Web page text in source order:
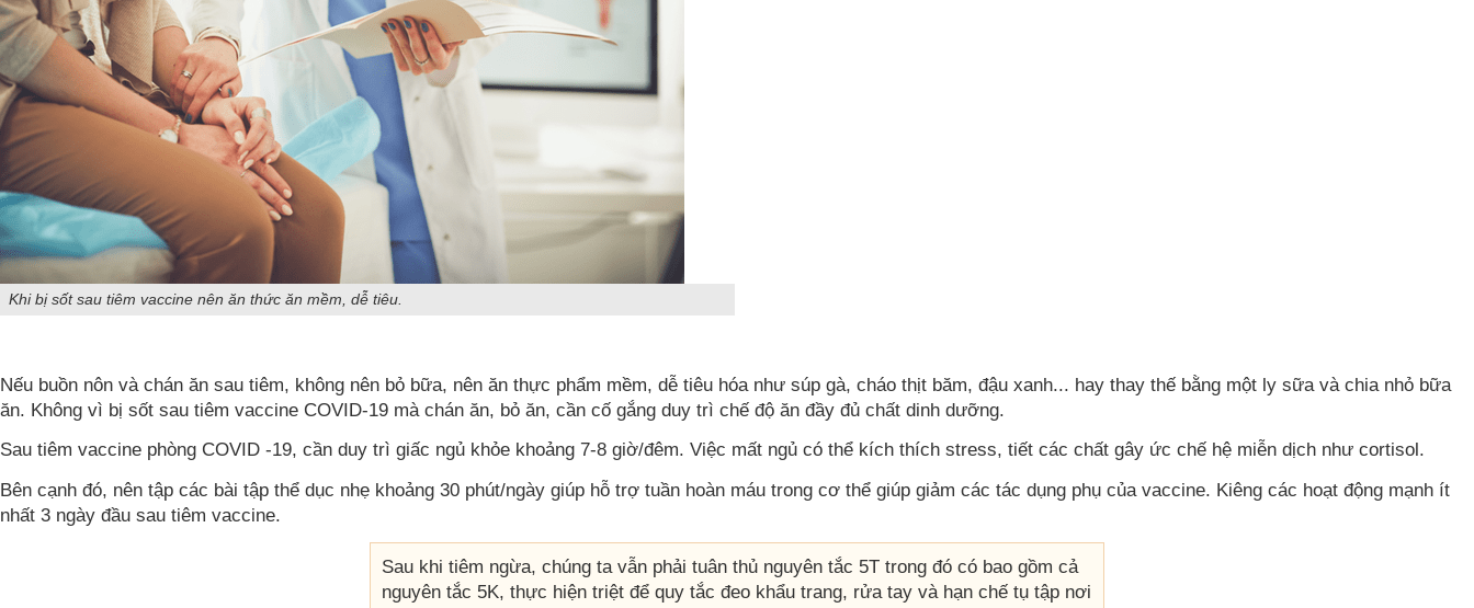
Khi bị sốt sau tiêm vaccine nên ăn thức ăn mềm, dễ tiêu.
Nếu buồn nôn và chán ăn sau tiêm, không nên bỏ bữa, nên ăn thực phẩm mềm, dễ tiêu hóa như súp gà, cháo thịt băm, đậu xanh... hay thay thế bằng một ly sữa và chia nhỏ bữa
ăn. Không vì bị sốt sau tiêm vaccine COVID-19 mà chán ăn, bỏ ăn, cần cố gắng duy trì chế độ ăn đầy đủ chất dinh dưỡng.
Sau tiêm vaccine phòng COVID -19, cần duy trì giấc ngủ khỏe khoảng 7-8 giờ/đêm. Việc mất ngủ có thể kích thích stress, tiết các chất gây ức chế hệ miễn dịch như cortisol.
Bên cạnh đó, nên tập các bài tập thể dục nhẹ khoảng 30 phút/ngày giúp hỗ trợ tuần hoàn máu trong cơ thể giúp giảm các tác dụng phụ của vaccine. Kiêng các hoạt động mạnh ít
nhất 3 ngày đầu sau tiêm vaccine.
Sau khi tiêm ngừa, chúng ta vẫn phải tuân thủ nguyên tắc 5T trong đó có bao gồm cả
nguyên tắc 5K, thực hiện triệt để quy tắc đeo khẩu trang, rửa tay và hạn chế tụ tập nơi